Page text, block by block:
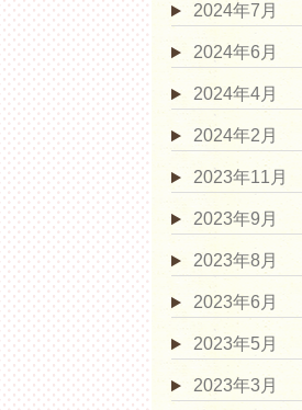
2024年7月
2024年6月
2024年4月
2024年2月
2023年11月
2023年9月
2023年8月
2023年6月
2023年5月
2023年3月